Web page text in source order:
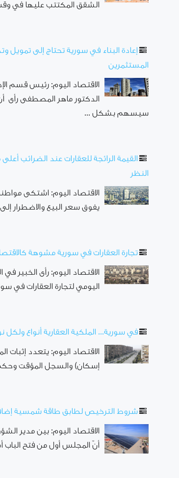
الشقق المكتتب عليها في
إعادة البناء في سورية تحتاج إلى تمويل
المستثمرين
الاقتصاد اليوم: رئيس قسم
الدكتور ماهر المصطفى رأى
سيسهم بشكل ...
القيمة الرائجة للعقارات عند الضرائب
النظر
الاقتصاد اليوم: اشتكى
يفوق سعر البيع والاضطرار إلى
تجارة العقارات في سورية مشوهة
الاقتصاد اليوم: رأى الخبير
اليومي لتجارة العقارات في
في سورية... الملكية العقارية أنواع ولكل
الاقتصاد اليوم: يتعدد إثبات
إسكان) والسجل المؤقت وحكم
شروط الترخيص لطابق طاقة شمسية
الاقتصاد اليوم: بين مدير
أنّ المجلس أول من فتح الباب